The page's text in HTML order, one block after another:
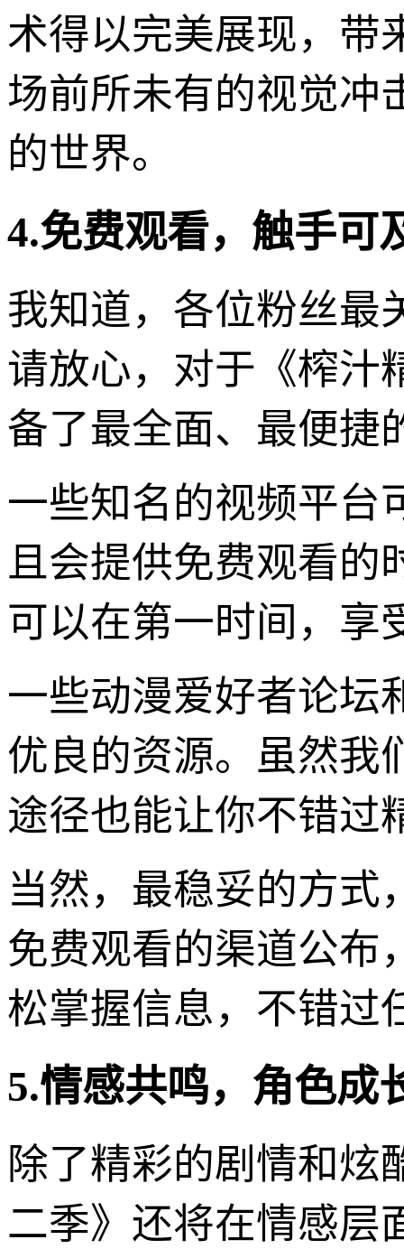
术得以完美展现，带
场前所未有的视觉冲
的世界。
4.免费观看，触手可
我知道，各位粉丝最
请放心，对于《榨汁
备了最全面、最便捷
一些知名的视频平台
且会提供免费观看的
可以在第一时间，享
一些动漫爱好者论坛
优良的资源。虽然我
途径也能让你不错过
当然，最稳妥的方式
免费观看的渠道公布
松掌握信息，不错过
5.情感共鸣，角色成
除了精彩的剧情和炫
二季》还将在情感层